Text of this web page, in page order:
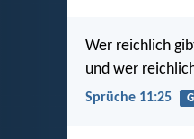
Wer reichlich
und wer
Sprüche 11:25